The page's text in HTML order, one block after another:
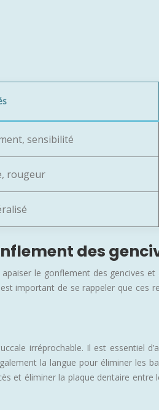
sensibilité
rougeur
des
le gonflement des gencives
important de se rappeler que ces
irréprochable. Il est essentiel
la langue pour éliminer les
et éliminer la plaque dentaire